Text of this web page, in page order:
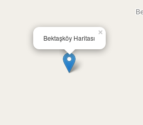
Bektaşköy Haritası
×